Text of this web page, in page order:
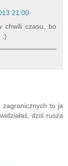
21:00
chwili czasu, bo
:)
to ja
dziś rusza